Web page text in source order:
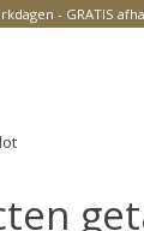
- GRATIS